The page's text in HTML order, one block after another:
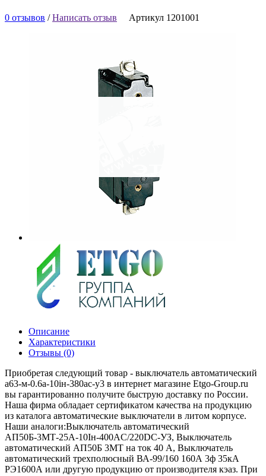
0 отзывов /Написать отзыв Артикул 1201001
Описание
Характеристики
Отзывы (0)
Приобретая следующий товар - выключатель автоматический
а63-м-0.6а-10iн-380ac-у3 в интернет магазине Etgo-Group.ru
вы гарантированно получите быструю доставку по России.
Наша фирма обладает сертификатом качества на продукцию
из каталога автоматические выключатели в литом корпусе.
Наши аналоги:Выключатель автоматический
АП50Б-3МТ-25А-10Iн-400AС/220DC-УЗ, Выключатель
автоматический АП50Б 3МТ на ток 40 A, Выключатель
автоматический трехполюсный ВА-99/160 160А 3ф 35кА
РЭ1600А или другую продукцию от производителя кэаз. При